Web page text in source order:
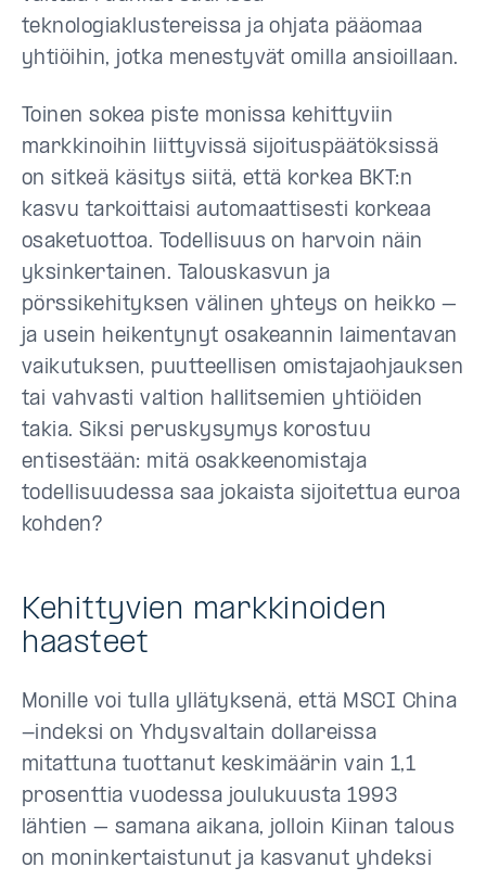
teknologiaklustereissa ja ohjata pääomaa
yhtiöihin, jotka menestyvät omilla ansioillaan.
Toinen sokea piste monissa kehittyviin
markkinoihin liittyvissä sijoituspäätöksissä
on sitkeä käsitys siitä, että korkea BKT:n
kasvu tarkoittaisi automaattisesti korkeaa
osaketuottoa. Todellisuus on harvoin näin
yksinkertainen. Talouskasvun ja
pörssikehityksen välinen yhteys on heikko –
ja usein heikentynyt osakeannin laimentavan
vaikutuksen, puutteellisen omistajaohjauksen
tai vahvasti valtion hallitsemien yhtiöiden
takia. Siksi peruskysymys korostuu
entisestään: mitä osakkeenomistaja
todellisuudessa saa jokaista sijoitettua euroa
kohden?
Kehittyvien markkinoiden
haasteet
Monille voi tulla yllätyksenä, että MSCI China
-indeksi on Yhdysvaltain dollareissa
mitattuna tuottanut keskimäärin vain 1,1
prosenttia vuodessa joulukuusta 1993
lähtien – samana aikana, jolloin Kiinan talous
on moninkertaistunut ja kasvanut yhdeksi